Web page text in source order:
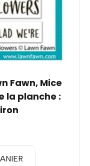
Fawn, Mice
la planche :